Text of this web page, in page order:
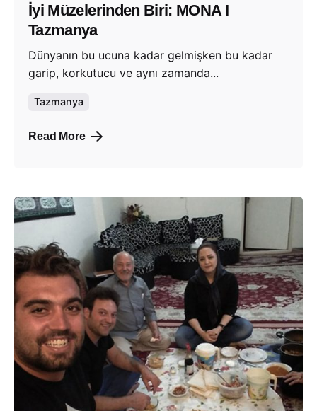
İyi Müzelerinden Biri: MONA I
Tazmanya
Dünyanın bu ucuna kadar gelmişken bu kadar
garip, korkutucu ve aynı zamanda...
Tazmanya
Read More